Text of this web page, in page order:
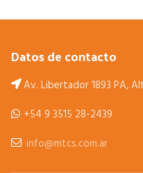
Datos de contacto
Av. Libertador 1893 PA,
+54 9 3515 28-2439
info@mtcs.com.ar